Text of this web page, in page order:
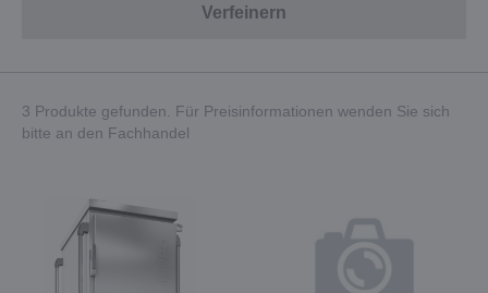
Verfeinern
3 Produkte gefunden. Für Preisinformationen wenden Sie sich
bitte an den Fachhandel